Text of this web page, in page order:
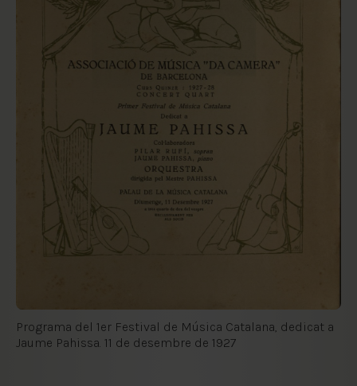
Programa del 1er Festival de Música Catalana, dedicat a
Jaume Pahissa. 11 de desembre de 1927